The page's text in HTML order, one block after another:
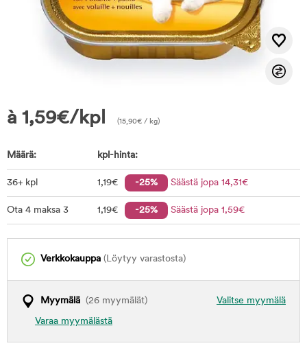
à 1,59€/kpl (15,90€ / kg)
Määrä: kpl-hinta:
36+ kpl 1,19€ -25% Säästä jopa 14,31€
Ota 4 maksa 3 1,19€ -25% Säästä jopa 1,59€
Verkkokauppa (Löytyy varastosta)
Valitse myymälä
Myymälä (26 myymälät)
Varaa myymälästä